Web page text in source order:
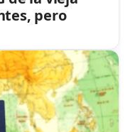
pero